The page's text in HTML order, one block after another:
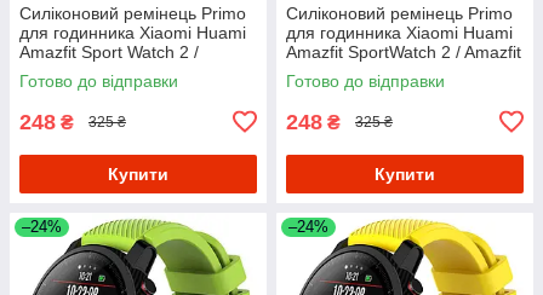
Силіконовий ремінець Primo
для годинника Xiaomi Huami
Amazfit Sport Watch 2 /
Amazfit Stratos - Red
Готово до відправки
248 ₴ 325 ₴
Купити
Силіконовий ремінець Primo
для годинника Xiaomi Huami
Amazfit SportWatch 2 / Amazfit
Stratos - White
Готово до відправки
248 ₴ 325 ₴
Купити
–24% –24%